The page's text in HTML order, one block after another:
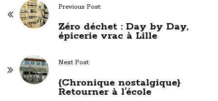
Previous Post:
Zéro déchet : Day by Day,
épicerie vrac à Lille
Next Post:
{Chronique nostalgique}
Retourner à l’école